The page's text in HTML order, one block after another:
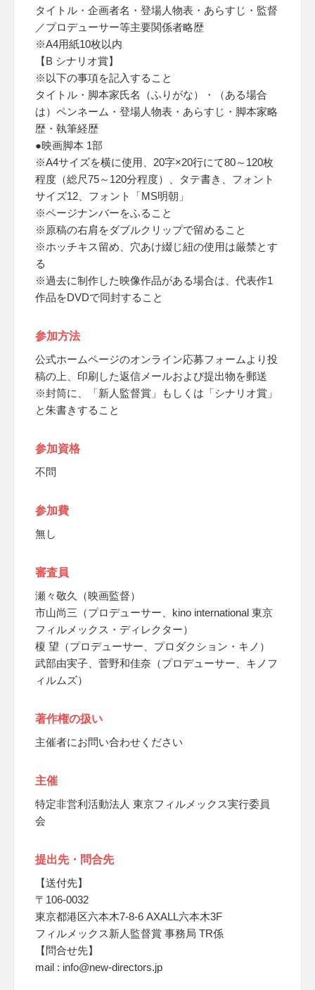
タイトル・企画者名・登場人物表・あらすじ・監督
／プロデューサー等主要関係者略歴
※A4用紙10枚以内
【B シナリオ賞】
※以下の事項を記入すること
タイトル・脚本家氏名（ふりがな）・（ある場合
は）ペンネーム・登場人物表・あらすじ・脚本家略
歴・執筆経歴
●映画脚本 1部
※A4サイズを横に使用、20字×20行にて80～120枚
程度（総尺75～120分程度）、タテ書き、フォント
サイズ12、フォント「MS明朝」
※ページナンバーをふること
※原稿の右肩をダブルクリップで留めること
※ホッチキス留め、穴あけ綴じ紐の使用は厳禁とす
る
※過去に制作した映像作品がある場合は、代表作1
作品をDVDで同封すること
参加方法
公式ホームページのオンライン応募フォームより投
稿の上、印刷した返信メールおよび提出物を郵送
※封筒に、「新人監督賞」もしくは「シナリオ賞」
と朱書きすること
参加資格
不問
参加費
無し
審査員
瀬々敬久（映画監督）
市山尚三（プロデューサー、kino international 東京
フィルメックス・ディレクター）
榎 望（プロデューサー、プロダクション・キノ）
武部由実子、菅野和佳奈（プロデューサー、キノフ
ィルムズ）
著作権の扱い
主催者にお問い合わせください
主催
特定非営利活動法人 東京フィルメックス実行委員
会
提出先・問合先
【送付先】
〒106-0032
東京都港区六本木7-8-6 AXALL六本木3F
フィルメックス新人監督賞 事務局 TR係
【問合せ先】
mail : info@new-directors.jp